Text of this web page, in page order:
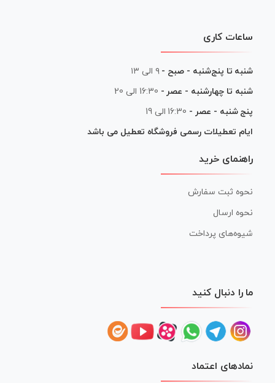
ساعات کاری
شنبه تا پنج‌شنبه - صبح - ۹ الی ۱۳
شنبه تا چهارشنبه - عصر - 16:30 الی 20
پنج شنبه - عصر - 16:30 الی 19
ایام تعطیلات رسمی فروشگاه تعطیل می باشد
راهنمای خرید
نحوه ثبت سفارش
نحوه ارسال
شیوه‌های پرداخت
ما را دنبال کنید
نمادهای اعتماد